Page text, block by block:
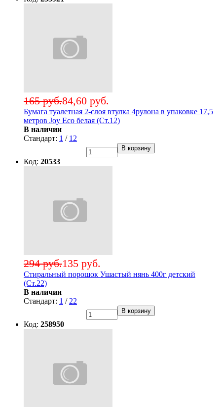
84,60 руб.
165 руб.
Бумага туалетная 2-слоя втулка 4рулона в упаковке 17,5
метров Joy Eco белая (Ст.12)
В наличии
Стандарт: 1 / 12
В корзину
Код: 20533
135 руб.
294 руб.
Стиральный порошок Ушастый нянь 400г детский
(Ст.22)
В наличии
Стандарт: 1 /22
В корзину
Код: 258950